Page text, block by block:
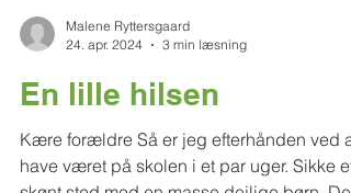
24. apr. 2024
3 min læsning
En lille hilsen
Kære forældre Så er jeg efterhånden ved at